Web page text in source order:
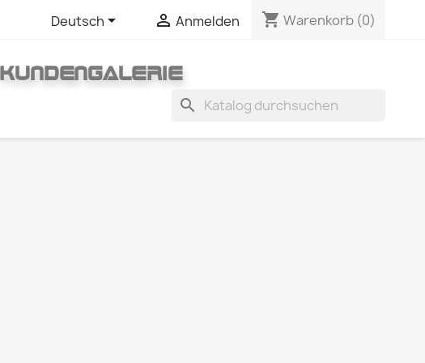
Deutsch  Anmelden shopping_cart Warenkorb (0)
KUNDENGALERIE
search